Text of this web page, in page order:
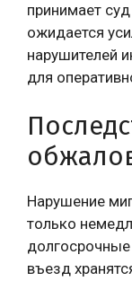
принимает
ожидается
нарушителей
для
Нарушение
только
въезд